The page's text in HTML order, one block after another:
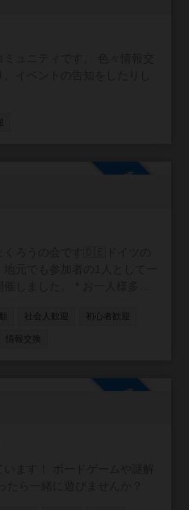
ープン会を開催していま
によろしくです〜🐈
社会人歓迎 初心者歓迎
情報交換